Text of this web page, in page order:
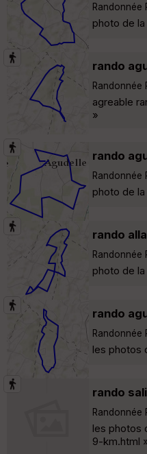
Randonnée
photo de
rando
Randonnée
agreable
»
rando
Randonnée
photo de
rando
Randonnée
photo de
rando
Randonnée
les photos
rando
Randonnée
les photos
9-km.html